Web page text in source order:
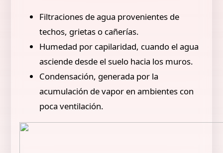
Filtraciones de agua provenientes de
techos, grietas o cañerías.
Humedad por capilaridad, cuando el agua
asciende desde el suelo hacia los muros.
Condensación, generada por la
acumulación de vapor en ambientes con
poca ventilación.